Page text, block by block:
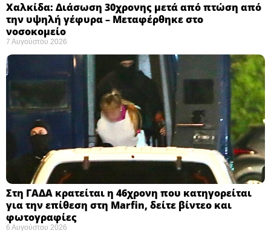
Χαλκίδα: Διάσωση 30χρονης μετά από πτώση από
την υψηλή γέφυρα – Μεταφέρθηκε στο
νοσοκομείο ​
7 Αυγούστου 2026
Στη ΓΑΔΑ κρατείται η 46χρονη που κατηγορείται
για την επίθεση στη Marfin, δείτε βίντεο και
φωτογραφίες
6 Αυγούστου 2026